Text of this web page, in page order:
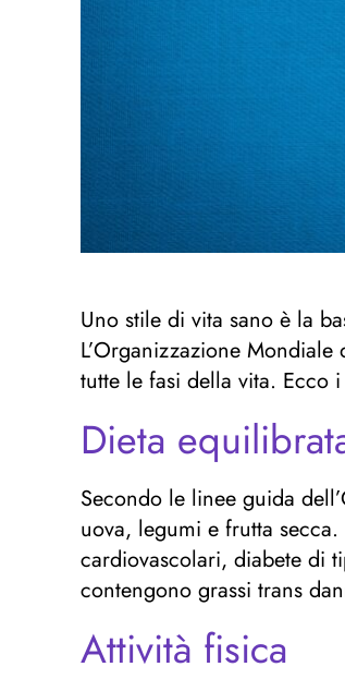
Uno stile di vita sano è la
L’Organizzazione
tutte le fasi della vita. Ecco
Dieta
Secondo le linee guida
uova, legumi e frutta
cardiovascolari, diabete di
contengono grassi trans
Attività fisica